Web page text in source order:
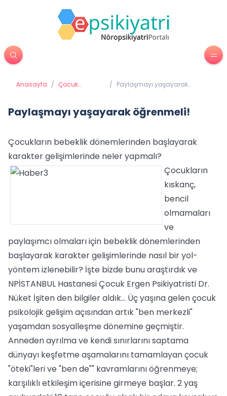
Anasayfa / Çocuk
/ Paylaşmayı yaşayarak
Paylaşmayı yaşayarak öğrenmeli!
Çocukların bebeklik dönemlerinden başlayarak
karakter gelişimlerinde neler yapmalı?
Çocukların
kıskanç,
bencil
olmamaları
ve
paylaşımcı olmaları için bebeklik dönemlerinden
başlayarak karakter gelişimlerinde nasıl bir yol-
yöntem izlenebilir? İşte bizde bunu araştırdık ve
NPİSTANBUL Hastanesi Çocuk Ergen Psikiyatristi Dr.
Nüket İşiten den bilgiler aldık… Üç yaşına gelen çocuk
psikolojik gelişim açısından artık "ben merkezli"
yaşamdan sosyalleşme dönemine geçmiştir.
Anneden ayrılma ve kendi sınırlarını saptama
dünyayı keşfetme aşamalarını tamamlayan çocuk
"öteki"leri ve "ben de"" kavramlarını öğrenmeye;
karşılıklı etkileşim içerisine girmeye başlar. 2 yaş